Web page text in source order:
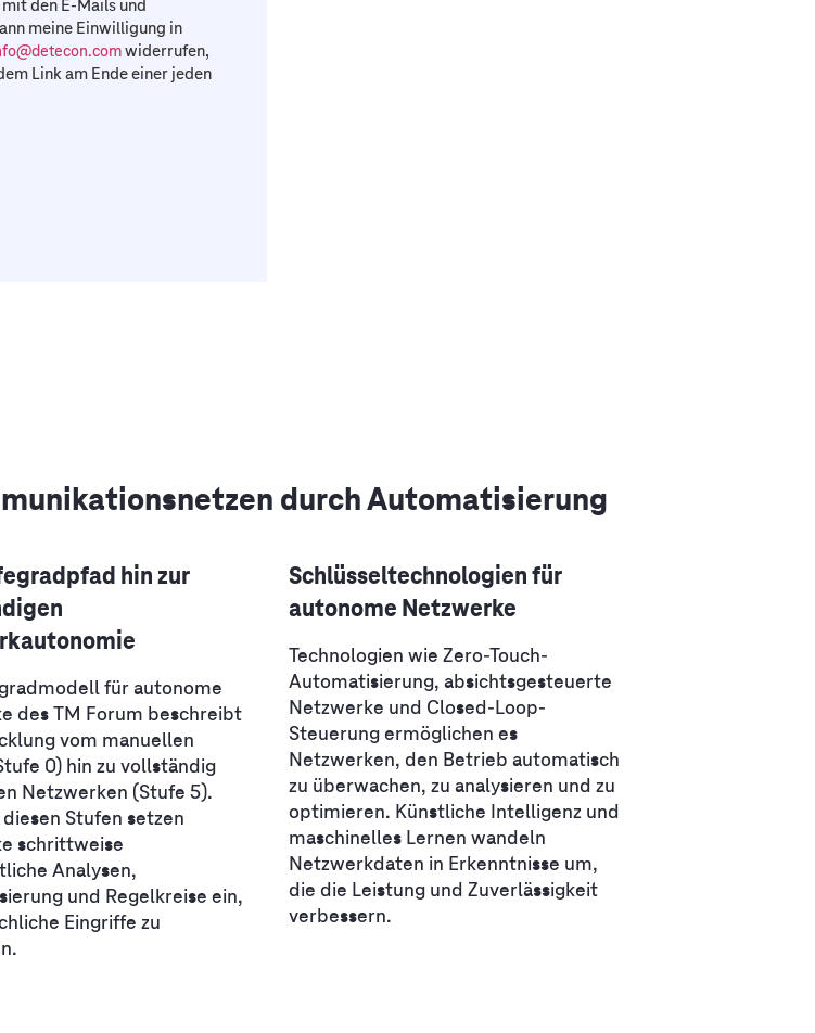
den E-Mails und
meine Einwilligung in
widerrufen,
Link am Ende einer jeden
durch Automatisierung
hin zur
für autonome
des TM Forum beschreibt
vom manuellen
0) hin zu vollständig
Netzwerken (Stufe 5).
Stufen setzen
schrittweise
Analysen,
und Regelkreise ein,
Eingriffe zu
Schlüsseltechnologien für
autonome Netzwerke
Technologien wie Zero-Touch-
Automatisierung, absichtsgesteuerte
Netzwerke und Closed-Loop-
Steuerung ermöglichen es
Netzwerken, den Betrieb automatisch
zu überwachen, zu analysieren und zu
optimieren. Künstliche Intelligenz und
maschinelles Lernen wandeln
Netzwerkdaten in Erkenntnisse um,
die die Leistung und Zuverlässigkeit
verbessern.